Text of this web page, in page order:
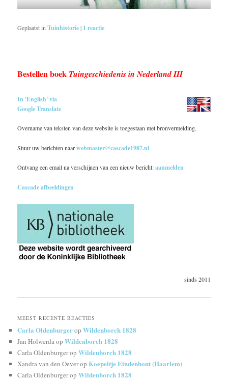
Geplaatst in Tuinhistorie| 1 reactie
Bestellen boek Tuingeschiedenis in Nederland III
In 'English' via
Google Translate
Overname van teksten van deze website is toegestaan met bronvermelding.
Stuur uw berichten naarwebmaster@cascade1987.nl
Ontvang een email na verschijnen van een nieuw bericht:aanmelden
Cascade afbeeldingen
sinds 2011
MEEST RECENTE REACTIES
Carla OldenburgeropWildenborch 1828
Jan HolwerdaopWildenborch 1828
Carla OldenburgeropWildenborch 1828
Xandra van den OeveropKoepeltje Eindenhout (Haarlem)
Carla OldenburgeropWildenborch 1828